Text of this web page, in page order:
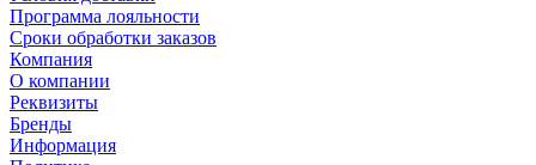
Программа лояльности
Сроки обработки заказов
Компания
О компании
Реквизиты
Бренды
Информация